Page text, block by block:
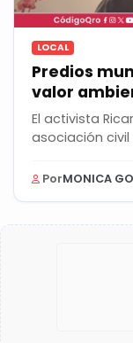
LOCAL
Predios
valor
El activista
asociación civil
PorMONICA